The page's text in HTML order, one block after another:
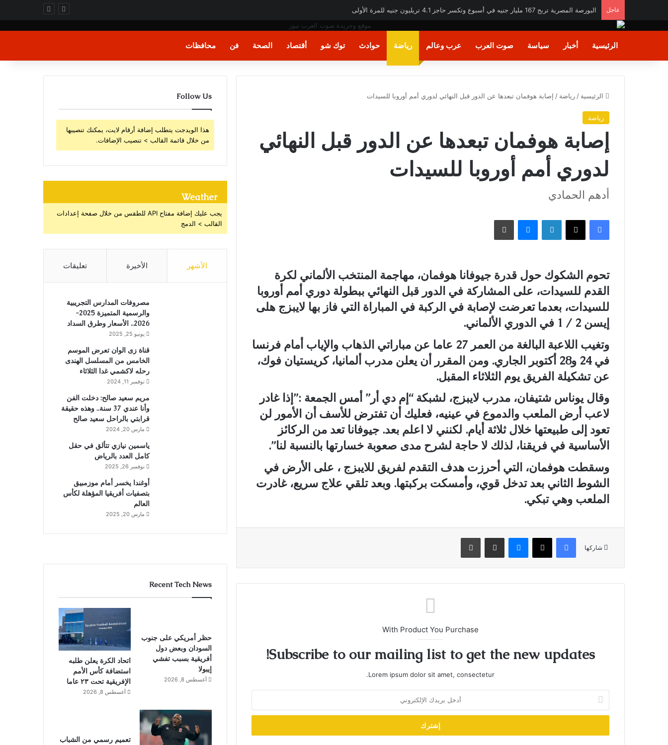
عاجل حظر أمريكي على جنوب السودان وبعض دول أفريقية بسبب تفشي إيبولا
الرئيسية أخبار سياسة صوت العرب عرب وعالم رياضة حوادث توك شو أقتصاد الصحة فن محافظات
الرئيسية / رياضة / إصابة هوفمان تبعدها عن الدور قبل النهائي لدوري أمم أوروبا للسيدات
رياضة
إصابة هوفمان تبعدها عن الدور قبل النهائي
لدوري أمم أوروبا للسيدات
أدهم الحمادي
فيسبوك X لينكدإن ماسنجر طباعة
تحوم الشكوك حول قدرة جيوفانا هوفمان، مهاجمة المنتخب الألماني لكرة
القدم للسيدات، على المشاركة في الدور قبل النهائي ببطولة دوري أمم أوروبا
للسيدات، بعدما تعرضت لإصابة في الركبة في المباراة التي فاز بها لايبزج هلى
إيسن 2 / 1 في الدوري الألماني.
وتغيب اللاعبة البالغة من العمر 27 عاما عن مباراتي الذهاب والإياب أمام فرنسا
في 24 و28 أكتوبر الجاري. ومن المقرر أن يعلن مدرب ألمانيا، كريستيان فوك،
عن تشكيلة الفريق يوم الثلاثاء المقبل.
وقال يوناس شتيفان، مدرب لايبزج، لشبكة “إم دي أر” أمس الجمعة :”إذا غادر
لاعب أرض الملعب والدموع في عينيه، فعليك أن تفترض للأسف أن الأمور لن
تعود إلى طبيعتها خلال ثلاثة أيام. لكنني لا اعلم بعد. جيوفانا تعد من الركائز
الأساسية في فريقنا، لذلك لا حاجة لشرح مدى صعوبة خسارتها بالنسبة لنا”.
وسقطت هوفمان، التي أحرزت هدف التقدم لفريق للايبزج ، على الأرض في
الشوط الثاني بعد تدخل قوي، وأمسكت بركبتها. وبعد تلقي علاج سريع، غادرت
الملعب وهي تبكي.
شاركها
فيسبوك X ماسنجر مشاركة عبر البريد طباعة
With Product You Purchase
Subscribe to our mailing list to get the new updates!
Lorem ipsum dolor sit amet, consectetur.
بريدك
الإلكتروني
Follow Us
هذا الويدجت يتطلب إضافة أرقام لايت، يمكنك تنصيبها
من خلال قائمة القالب > تنصيب الإضافات.
Weather
يجب عليك إضافة مفتاح API للطقس من خلال صفحة إعدادات
القالب > الدمج
الأشهر الأخيرة تعليقات
مصروفات المدارس التجريبية
والرسمية المتميزة 2025-
2026.. الأسعار وطرق السداد
يونيو 25, 2025
قناة زى الوان تعرض الموسم
الخامس من المسلسل الهندى
رحله لاكشمي غدا الثلاثاء
نوفمبر 11, 2024
مريم سعيد صالح: دخلت الفن
وأنا عندي 37 سنة.. وهذه حقيقة
قرابتي بالراحل سعيد صالح
مارس 20, 2024
ياسمين نيازي تتألق في حقل
كامل العدد بالرياض
نوفمبر 26, 2025
أوغندا يخسر أمام موزمبيق
بتصفيات أفريقيا المؤهلة لكأس
العالم
مارس 20, 2025
Recent Tech News
حظر أمريكي على جنوب
السودان وبعض دول
أفريقية بسبب تفشي
إيبولا
أغسطس 8, 2026
اتحاد الكرة يعلن طلبه
استضافة كأس الأمم
الإفريقية تحت ٢٣ عاما
أغسطس 8, 2026
تعميم رسمي من الشباب